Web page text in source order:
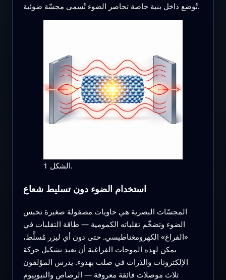
تُوضع داخل بنية خاصة تحاصر الضوء تُسمى مجسّة ضوئية.
الشكل 1.
استخدام الضوء دون تسليط شعاع
المجسّات البصرية هي حاويات مصقولة صغيرة تحبس
الضوء وتضخّم تقلباته الكمومية — طاقة التقلبات في
«الفراغ» الكهرومغناطيسي. حتى دون أي ليزر مُسلَّط،
يمكن لهذه الموجات الفراغية أن تعيد تشكيل حركة
الإلكترونات والذرات في صلب بهدوء. يدرس المؤلفون
ثلاث موصلات فائقة معروفة — الرصاص والنيوبِيوم